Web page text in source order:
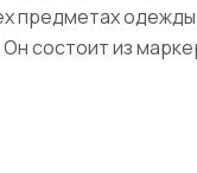
предметах
состоит из